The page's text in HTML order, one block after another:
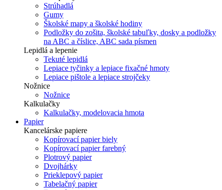
Strúhadlá
Gumy
Školské mapy a školské hodiny
Podložky do zošita, školské tabuľky, dosky a podložky
na ABC a číslice, ABC sada písmen
Lepidlá a lepenie
Tekuté lepidlá
Lepiace tyčinky a lepiace fixačné hmoty
Lepiace pištole a lepiace strojčeky
Nožnice
Nožnice
Kalkulačky
Kalkulačky, modelovacia hmota
Papier
Kancelárske papiere
Kopírovací papier biely
Kopírovací papier farebný
Plotrový papier
Dvojhárky
Prieklepový papier
Tabelačný papier